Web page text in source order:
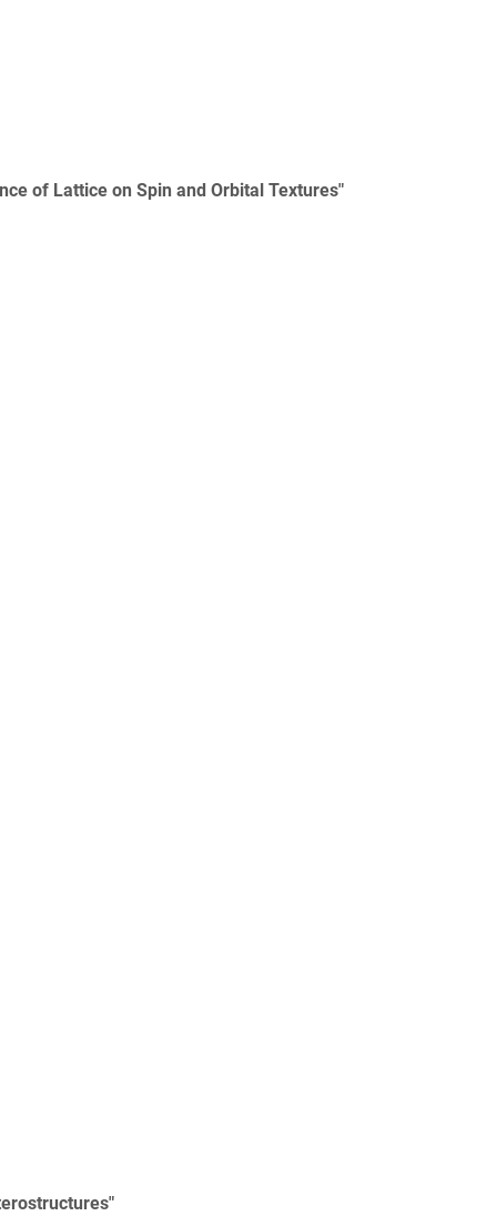
of Lattice on Spin and Orbital Textures"